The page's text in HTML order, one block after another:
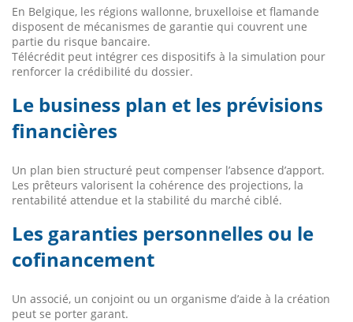
En Belgique, les régions wallonne, bruxelloise et flamande
disposent de mécanismes de garantie qui couvrent une
partie du risque bancaire.
Télécrédit peut intégrer ces dispositifs à la simulation pour
renforcer la crédibilité du dossier.
Le business plan et les prévisions
financières
Un plan bien structuré peut compenser l’absence d’apport.
Les prêteurs valorisent la cohérence des projections, la
rentabilité attendue et la stabilité du marché ciblé.
Les garanties personnelles ou le
cofinancement
Un associé, un conjoint ou un organisme d’aide à la création
peut se porter garant.